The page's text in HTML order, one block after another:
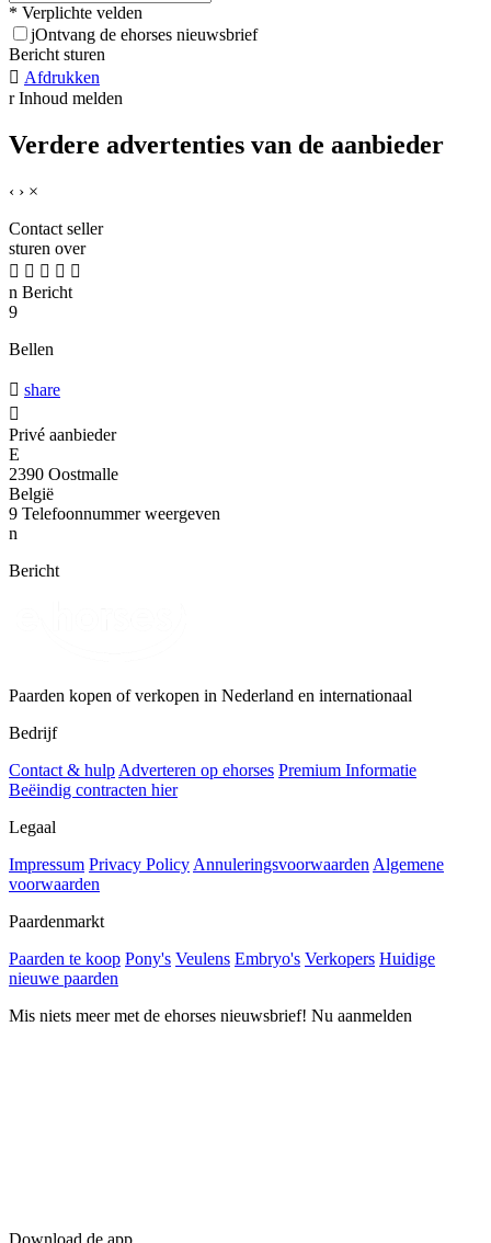
* Verplichte velden
jOntvang de ehorses nieuwsbrief
Bericht sturen
 Afdrukken
r Inhoud melden
Verdere advertenties van de aanbieder
‹ › ×
Contact seller
sturen over
    
n Bericht
9
Bellen
 share

Privé aanbieder
E
2390 Oostmalle
België
9 Telefoonnummer weergeven
n
Bericht
Paarden kopen of verkopen in Nederland en internationaal
Bedrijf
Contact & hulp Adverteren op ehorses Premium Informatie
Beëindig contracten hier
Legaal
Impressum Privacy Policy Annuleringsvoorwaarden Algemene
voorwaarden
Paardenmarkt
Paarden te koop Pony's Veulens Embryo's Verkopers Huidige
nieuwe paarden
Mis niets meer met de ehorses nieuwsbrief! Nu aanmelden
Download de app